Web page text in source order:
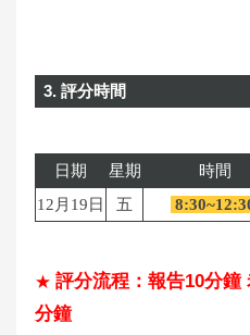
3. 評分時間
日期 星期 時間
12月19日
五
★ 評分流程：報告10分鐘
分鐘